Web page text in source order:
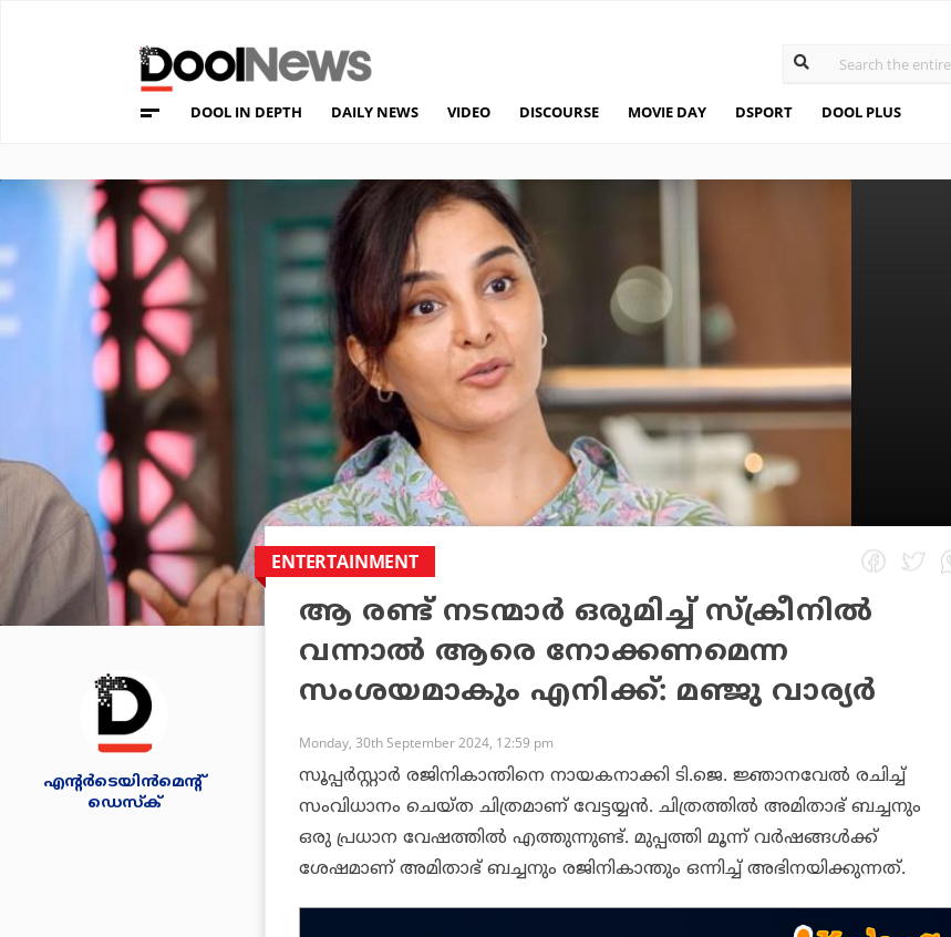
DOOL IN DEPTH DAILY NEWS VIDEO DISCOURSE MOVIE DAY DSPORT DOOL PLUS
എന്റര്‍ടെയിന്‍മെന്റ്
ഡെസ്‌ക്
ENTERTAINMENT
ആ രണ്ട് നടന്മാര്‍ ഒരുമിച്ച് സ്‌ക്രീനില്‍
വന്നാല്‍ ആരെ നോക്കണമെന്ന
സംശയമാകും എനിക്ക്: മഞ്ജു വാര്യര്‍
Monday, 30th September 2024, 12:59 pm
സൂപ്പര്‍സ്റ്റാര്‍ രജിനികാന്തിനെ നായകനാക്കി ടി.ജെ. ജ്ഞാനവേല്‍ രചിച്ച്
സംവിധാനം ചെയ്ത ചിത്രമാണ് വേട്ടയ്യന്‍. ചിത്രത്തില്‍ അമിതാഭ് ബച്ചനും
ഒരു പ്രധാന വേഷത്തില്‍ എത്തുന്നുണ്ട്. മുപ്പത്തി മൂന്ന് വര്‍ഷങ്ങള്‍ക്ക്
ശേഷമാണ് അമിതാഭ് ബച്ചനും രജിനികാന്തും ഒന്നിച്ച് അഭിനയിക്കുന്നത്.